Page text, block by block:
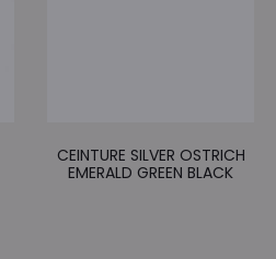
CEINTURE SILVER OSTRICH
EMERALD GREEN BLACK